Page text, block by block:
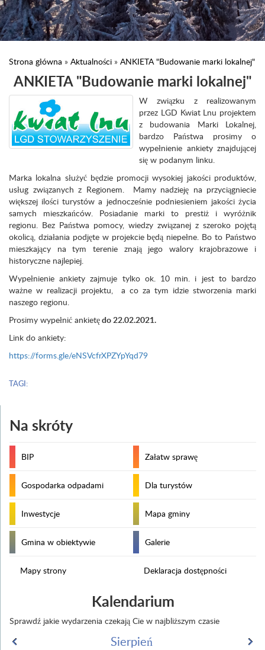
Strona główna » Aktualności » ANKIETA "Budowanie marki lokalnej"
ANKIETA "Budowanie marki lokalnej"
W związku z realizowanym
przez LGD Kwiat Lnu projektem
z budowania Marki Lokalnej,
bardzo Państwa prosimy o
wypełnienie ankiety znajdującej
się w podanym linku.
Marka lokalna służyć będzie promocji wysokiej jakości produktów,
usług związanych z Regionem. Mamy nadzieję na przyciągniecie
większej ilości turystów a jednocześnie podniesieniem jakości życia
samych mieszkańców. Posiadanie marki to prestiż i wyróżnik
regionu. Bez Państwa pomocy, wiedzy związanej z szeroko pojętą
okolicą, działania podjęte w projekcie będą niepełne. Bo to Państwo
mieszkający na tym terenie znają jego walory krajobrazowe i
historyczne najlepiej.
Wypełnienie ankiety zajmuje tylko ok. 10 min. i jest to bardzo
ważne w realizacji projektu, a co za tym idzie stworzenia marki
naszego regionu.
Prosimy wypełnić ankietędo 22.02.2021.
Link do ankiety:
https://forms.gle/eNSVcfrXPZYpYqd79
TAGI:
Na skróty
BIP Załatw sprawę
Gospodarka odpadami Dla turystów
Inwestycje Mapa gminy
Gmina w obiektywie Galerie
Mapy strony Deklaracja dostępności
Kalendarium
Sprawdź jakie wydarzenia czekają Cie w najbliższym czasie
Sierpień